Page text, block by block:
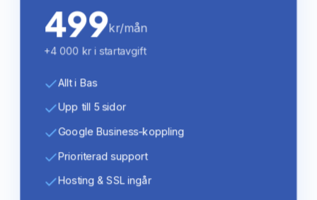
499kr/mån
+4 000 kr i startavgift
Allt i Bas
Upp till 5 sidor
Google Business-koppling
Prioriterad support
Hosting & SSL ingår